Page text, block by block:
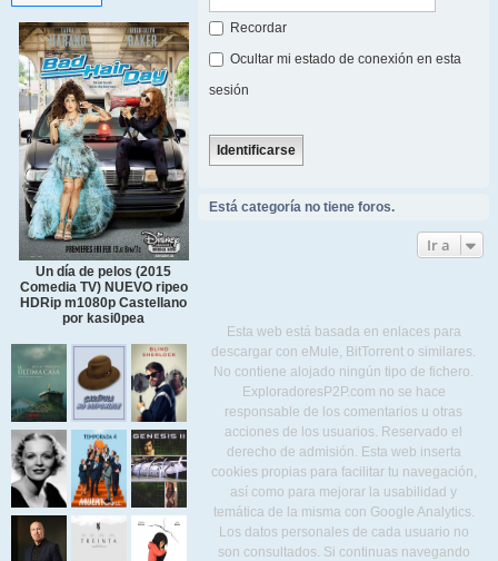
Un día de pelos (2015
Comedia TV) NUEVO ripeo
HDRip m1080p Castellano
por kasi0pea
Recordar
Ocultar mi estado de conexión en esta
sesión
Está categoría no tiene foros.
Ir a
Esta web está basada en enlaces para
descargar con eMule, BitTorrent o similares.
No contiene alojado ningún tipo de fichero.
ExploradoresP2P.com no se hace
responsable de los comentarios u otras
acciones de los usuarios. Reservado el
derecho de admisión. Esta web inserta
cookies propias para facilitar tu navegación,
así como para mejorar la usabilidad y
temática de la misma con Google Analytics.
Los datos personales de cada usuario no
son consultados. Si continuas navegando